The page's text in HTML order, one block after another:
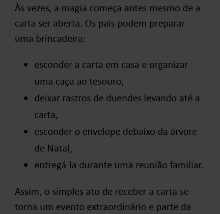
Às vezes, a magia começa antes mesmo de a
carta ser aberta. Os pais podem preparar
uma brincadeira:
esconder a carta em casa e organizar
uma caça ao tesouro,
deixar rastros de duendes levando até a
carta,
esconder o envelope debaixo da árvore
de Natal,
entregá-la durante uma reunião familiar.
Assim, o simples ato de receber a carta se
torna um evento extraordinário e parte da